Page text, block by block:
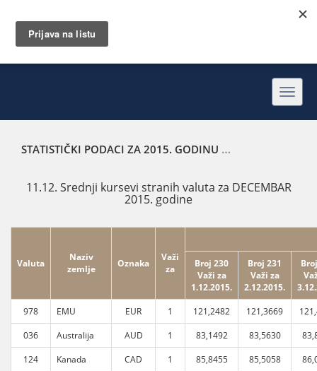
STATISTIČKI PODACI ZA 2015. GODINU
11.12. Srednji kursevi stranih valuta za DECEMBAR
2015. godine
Valuta
Naziv
zemlje
Oznaka
Važi
za
Broj 230
Važi za
1.12.2015.
Broj 231
Važi za
2.12.2015.
978
EMU EUR 1 121,2482 121,3669
036
Australija AUD 1 83,1492 83,5630
124
Kanada CAD 1 85,8455 85,5058